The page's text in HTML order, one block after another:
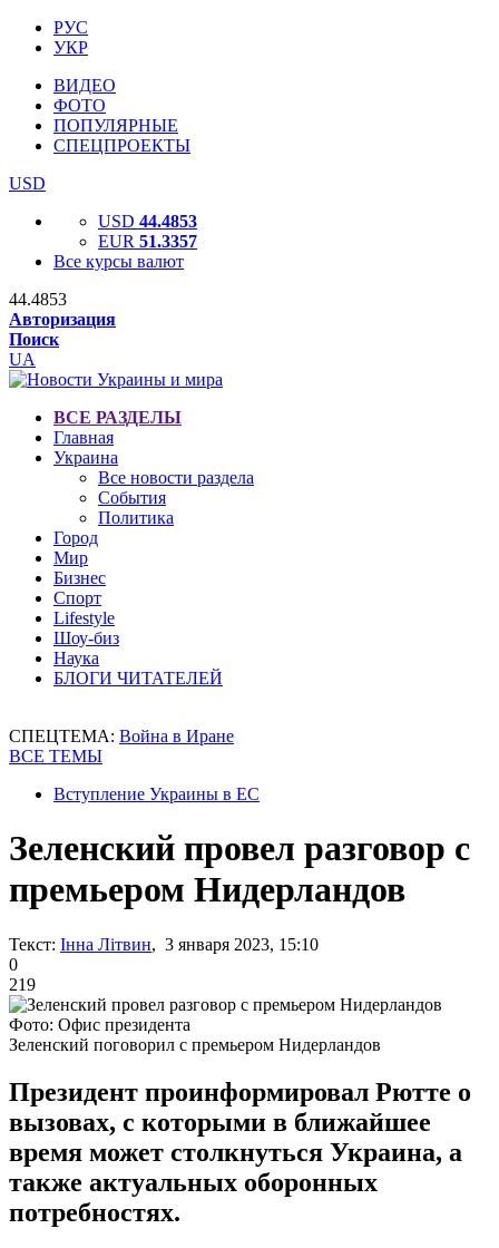
РУС
УКР
ВИДЕО
ФОТО
ПОПУЛЯРНЫЕ
СПЕЦПРОЕКТЫ
USD
USD 44.4853
EUR 51.3357
Все курсы валют
44.4853
Авторизация
Поиск
UA
ВСЕ РАЗДЕЛЫ
Главная
Украина
Все новости раздела
События
Политика
Город
Мир
Бизнес
Спорт
Lifestyle
Шоу-биз
Наука
БЛОГИ ЧИТАТЕЛЕЙ
СПЕЦТЕМА: Война в Иране
ВСЕ ТЕМЫ
Вступление Украины в ЕС
Зеленский провел разговор с
премьером Нидерландов
Текст: Інна Літвин, 3 января 2023, 15:10
0
219
Фото: Офис президента
Зеленский поговорил с премьером Нидерландов
Президент проинформировал Рютте о
вызовах, с которыми в ближайшее
время может столкнуться Украина, а
также актуальных оборонных
потребностях.